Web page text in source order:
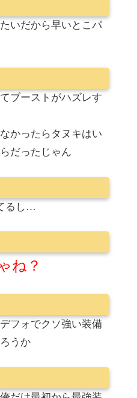
いだから早いとこパ
ブーストがハズレす
かったらタヌキはい
だったじゃん
るし…
ね？
フォでクソ強い装備
うか